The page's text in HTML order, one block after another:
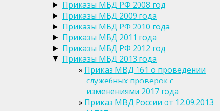
► Приказы МВД РФ 2008 год
► Приказы МВД 2009 года
► Приказы МВД РФ 2010 года
► Приказы МВД 2011 года
► Приказы МВД РФ 2012 год
▼ Приказы МВД 2013 года
Приказ МВД 161 о проведении
служебных проверок с
изменениями 2017 года
Приказ МВД России от 12.09.2013